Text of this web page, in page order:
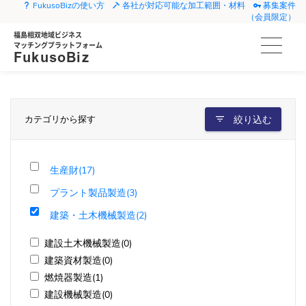
FukusoBizの使い方 各社が対応可能な加工範囲・材料
募集案件
（会員限定）
福島相双地域ビジネス
マッチングプラットフォーム
FukusoBiz
カテゴリから探す 絞り込む
生産財(17)
プラント製品製造(3)
建築・土木機械製造(2)
建設土木機械製造(0)
建築資材製造(0)
燃焼器製造(1)
建設機械製造(0)